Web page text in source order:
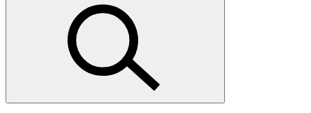
Mat og drikke
Aktiviteter